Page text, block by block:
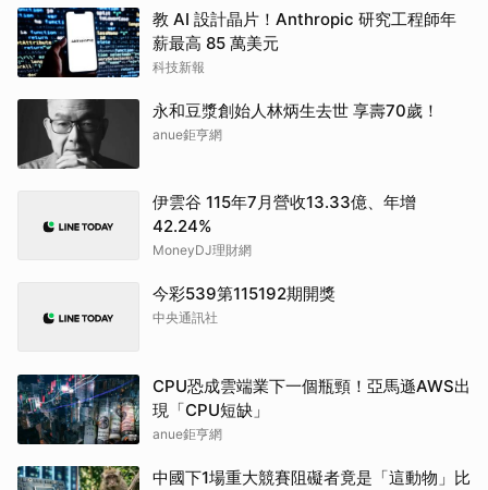
教 AI 設計晶片！Anthropic 研究工程師年
薪最高 85 萬美元
科技新報
永和豆漿創始人林炳生去世 享壽70歲！
anue鉅亨網
伊雲谷 115年7月營收13.33億、年增
42.24%
MoneyDJ理財網
今彩539第115192期開獎
中央通訊社
CPU恐成雲端業下一個瓶頸！亞馬遜AWS出
現「CPU短缺」
anue鉅亨網
中國下1場重大競賽阻礙者竟是「這動物」比